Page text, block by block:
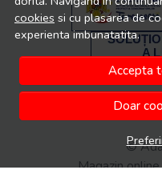
cookies si cu plasarea de
experienta imbunatatita.
Accepta
Doar
©
Magazin